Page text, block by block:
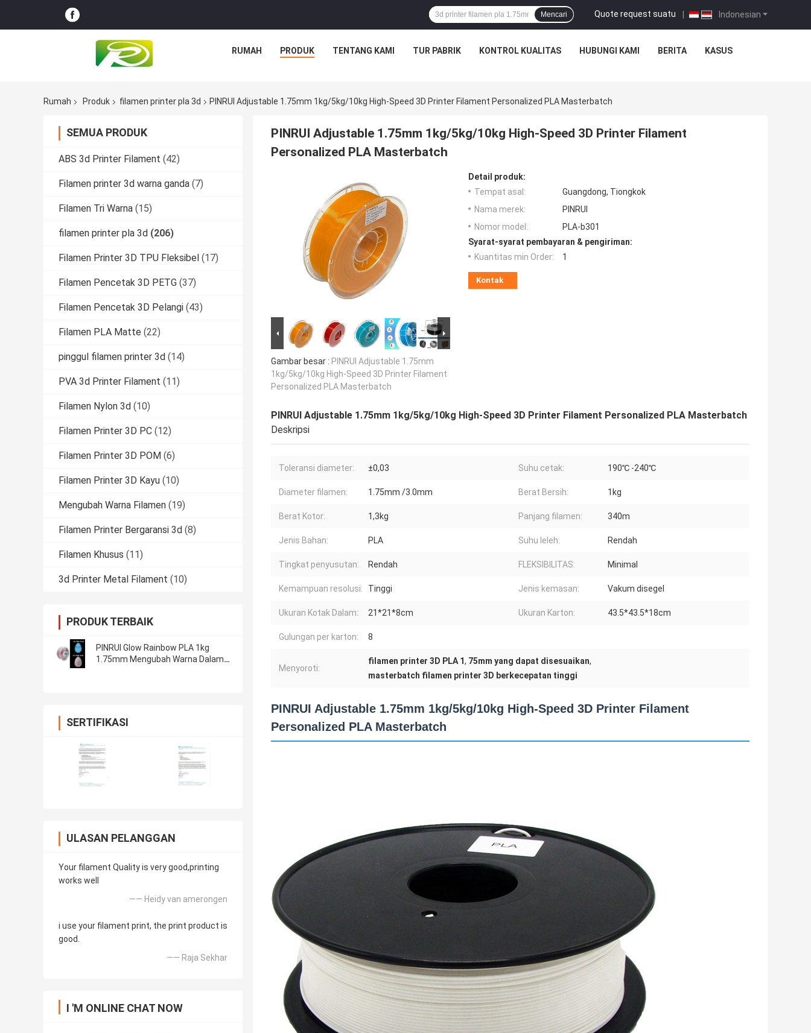
Indonesian
Quote request suatu |
Mencari
RUMAH PRODUK TENTANG KAMI TUR PABRIK KONTROL KUALITAS HUBUNGI KAMI BERITA KASUS
Rumah Produk filamen printer pla 3d PINRUI Adjustable 1.75mm 1kg/5kg/10kg High-Speed 3D Printer Filament Personalized PLA Masterbatch
SEMUA PRODUK
ABS 3d Printer Filament (42)
Filamen printer 3d warna ganda (7)
Filamen Tri Warna (15)
filamen printer pla 3d (206)
Filamen Printer 3D TPU Fleksibel (17)
Filamen Pencetak 3D PETG (37)
Filamen Pencetak 3D Pelangi (43)
Filamen PLA Matte (22)
pinggul filamen printer 3d (14)
PVA 3d Printer Filament (11)
Filamen Nylon 3d (10)
Filamen Printer 3D PC (12)
Filamen Printer 3D POM (6)
Filamen Printer 3D Kayu (10)
Mengubah Warna Filamen (19)
Filamen Printer Bergaransi 3d (8)
Filamen Khusus (11)
3d Printer Metal Filament (10)
PRODUK TERBAIK
PINRUI Glow Rainbow PLA 1kg
1.75mm Mengubah Warna Dalam
SERTIFIKASI
ULASAN PELANGGAN
Your filament Quality is very good,printing
works well
—— Heidy van amerongen
i use your filament print, the print product is
good.
—— Raja Sekhar
I 'M ONLINE CHAT NOW
PINRUI Adjustable 1.75mm 1kg/5kg/10kg High-Speed 3D Printer Filament
Personalized PLA Masterbatch
Gambar besar : PINRUI Adjustable 1.75mm
1kg/5kg/10kg High-Speed 3D Printer Filament
Personalized PLA Masterbatch
Detail produk:
Tempat asal:
Guangdong, Tiongkok
Nama merek:
PINRUI
Nomor model:
PLA-b301
Syarat-syarat pembayaran & pengiriman:
Kuantitas min Order:
1
Kontak
PINRUI Adjustable 1.75mm 1kg/5kg/10kg High-Speed 3D Printer Filament Personalized PLA Masterbatch
Deskripsi
Toleransi diameter: ±0,03 Suhu cetak: 190℃ -240℃
Diameter filamen: 1.75mm /3.0mm Berat Bersih: 1kg
Berat Kotor: 1,3kg Panjang filamen: 340m
Jenis Bahan: PLA Suhu leleh: Rendah
Tingkat penyusutan: Rendah FLEKSIBILITAS: Minimal
Kemampuan resolusi: Tinggi Jenis kemasan: Vakum disegel
Ukuran Kotak Dalam: 21*21*8cm Ukuran Karton: 43.5*43.5*18cm
Gulungan per karton: 8
Menyoroti:
filamen printer 3D PLA 1, 75mm yang dapat disesuaikan,
masterbatch filamen printer 3D berkecepatan tinggi
PINRUI Adjustable 1.75mm 1kg/5kg/10kg High-Speed 3D Printer Filament
Personalized PLA Masterbatch